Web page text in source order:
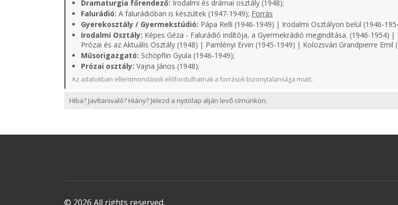
Dramaturgia főrendező: Irodalmi és drámai osztály (1948);
Falurádió: A falurádióban is készültek (1947-1949); Forrás
Gyerekosztály / Gyermekstúdió: Pápa Relli (1946-1949) | Irodalmi Osztályon belül (1946-
Irodalmi Osztály: Képes Géza - Falurádió indítója, a Gyermekrádió megindítása. (1946-1954)
Prózai és az Aktuális Osztály (1948) | Pamlényi Ervin (1945-1949) | Kolozsvári Grandpierre Emil
Műsorigazgató: Schöpflin Gyula (1946-1949);
Prózai osztály: Vajna János (1948);
Az adatokban ellentmondások előfordulhatnak a források bizonytalansága miatt.
Hiba? Javítanivaló? Hiány? Jelezd a nyitólap alján levő címünkön.
© 2026 All rights reserved.